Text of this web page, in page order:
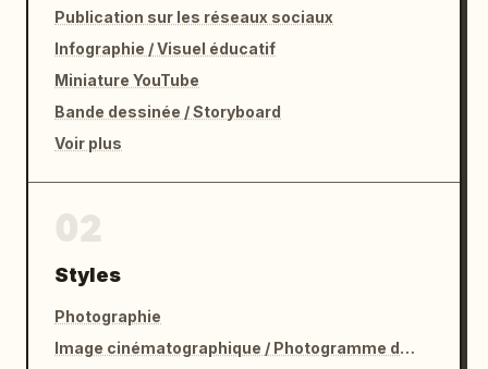
Publication sur les réseaux sociaux
Infographie / Visuel éducatif
Miniature YouTube
Bande dessinée / Storyboard
Voir plus
Styles
Photographie
Image cinématographique / Photogramme de film